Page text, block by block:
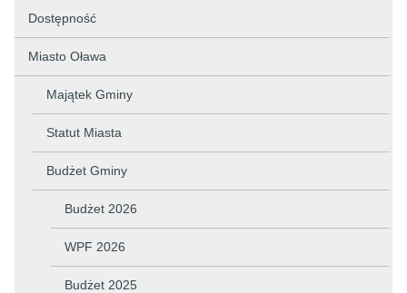
Dostępność
Miasto Oława
Majątek Gminy
Statut Miasta
Budżet Gminy
Budżet 2026
WPF 2026
Budżet 2025